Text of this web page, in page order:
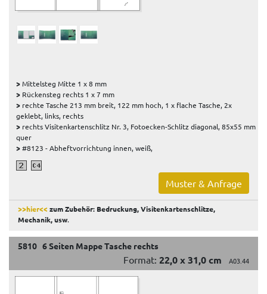
>Mittelsteg Mitte 1 x 8 mm
> Rückensteg rechts 1 x 7 mm
> rechte Tasche 213 mm breit, 122 mm hoch, 1 x flache Tasche, 2x
geklebt, links, rechts
> rechts Visitenkartenschlitz Nr. 3, Fotoecken-Schlitz diagonal, 85x55 mm
quer
>#8123 - Abheftvorrichtung innen, weiß,
Muster & Anfrage
>>hier<<zum Zubehör: Bedruckung, Visitenkartenschlitze,
Mechanik, usw.
5810 6 Seiten Mappe Tasche rechts
Format: 22,0 x 31,0 cm A03.44